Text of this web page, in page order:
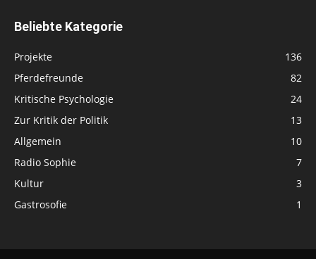
Beliebte Kategorie
Projekte
136
Pferdefreunde
82
Kritische Psychologie
24
Zur Kritik der Politik
13
Allgemein
10
Radio Sophie
7
Kultur
3
Gastrosofie
1